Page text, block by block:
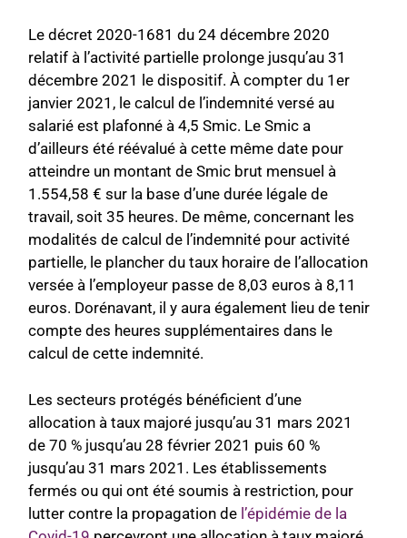
Le décret 2020-1681 du 24 décembre 2020
relatif à l’activité partielle prolonge jusqu’au 31
décembre 2021 le dispositif. À compter du 1er
janvier 2021, le calcul de l’indemnité versé au
salarié est plafonné à 4,5 Smic. Le Smic a
d’ailleurs été réévalué à cette même date pour
atteindre un montant de Smic brut mensuel à
1.554,58 € sur la base d’une durée légale de
travail, soit 35 heures. De même, concernant les
modalités de calcul de l’indemnité pour activité
partielle, le plancher du taux horaire de l’allocation
versée à l’employeur passe de 8,03 euros à 8,11
euros. Dorénavant, il y aura également lieu de tenir
compte des heures supplémentaires dans le
calcul de cette indemnité.
Les secteurs protégés bénéficient d’une
allocation à taux majoré jusqu’au 31 mars 2021
de 70 % jusqu’au 28 février 2021 puis 60 %
jusqu’au 31 mars 2021. Les établissements
fermés ou qui ont été soumis à restriction, pour
lutter contre la propagation de l’épidémie de la